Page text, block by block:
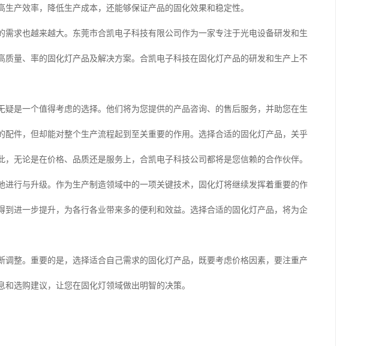
产效率，降低生产成本，还能够保证产品的固化效果和稳定性。
求也越来越大。东莞市合凯电子科技有限公司作为一家专注于光电设备研发和生
量、率的固化灯产品及解决方案。合凯电子科技在固化灯产品的研发和生产上不
是一个值得考虑的选择。他们将为您提供的产品咨询、的售后服务，并助您在生
件，但却能对整个生产流程起到至关重要的作用。选择合适的固化灯产品，关乎
无论是在价格、品质还是服务上，合凯电子科技公司都将是您信赖的合作伙伴。
行与升级。作为生产制造领域中的一项关键技术，固化灯将继续发挥着重要的作
进一步提升，为各行各业带来多的便利和效益。选择合适的固化灯产品，将为企
整。重要的是，选择适合自己需求的固化灯产品，既要考虑价格因素，要注重产
选购建议，让您在固化灯领域做出明智的决策。